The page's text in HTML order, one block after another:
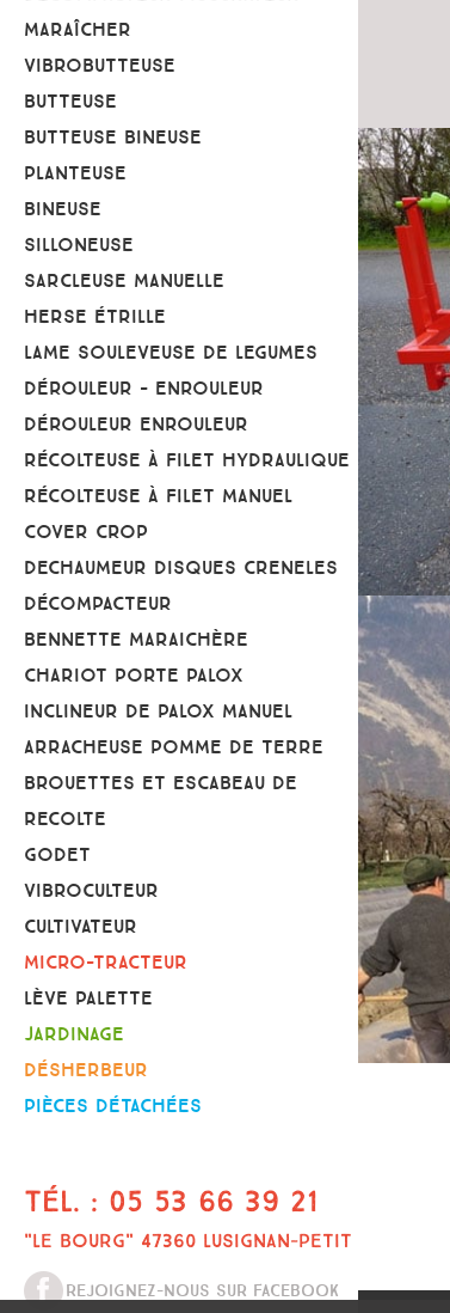
MARAÎCHER
VIBROBUTTEUSE
BUTTEUSE
BUTTEUSE BINEUSE
PLANTEUSE
BINEUSE
SILLONEUSE
SARCLEUSE MANUELLE
HERSE ÉTRILLE
LAME SOULEVEUSE DE LEGUMES
DÉROULEUR - ENROULEUR
DÉROULEUR ENROULEUR
RÉCOLTEUSE À FILET HYDRAULIQUE
RÉCOLTEUSE À FILET MANUEL
COVER CROP
DECHAUMEUR DISQUES CRENELES
DÉCOMPACTEUR
BENNETTE MARAICHÈRE
CHARIOT PORTE PALOX
INCLINEUR DE PALOX MANUEL
ARRACHEUSE POMME DE TERRE
BROUETTES ET ESCABEAU DE
RECOLTE
GODET
VIBROCULTEUR
CULTIVATEUR
MICRO-TRACTEUR
LÈVE PALETTE
JARDINAGE
DÉSHERBEUR
PIÈCES DÉTACHÉES
TÉL. : 05 53 66 39 21
"LE BOURG" 47360 LUSIGNAN-PETIT
REJOIGNEZ-NOUS SUR FACEBOOK